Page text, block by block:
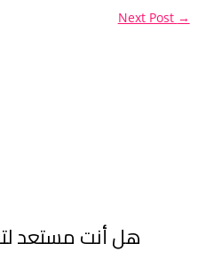
Next Post →
هل أنت مستعد